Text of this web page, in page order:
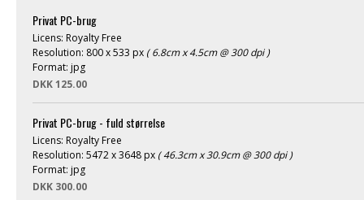
Privat PC-brug
Licens: Royalty Free
Resolution: 800 x 533 px ( 6.8cm x 4.5cm @ 300 dpi )
Format: jpg
DKK 125.00
Privat PC-brug - fuld størrelse
Licens: Royalty Free
Resolution: 5472 x 3648 px ( 46.3cm x 30.9cm @ 300 dpi )
Format: jpg
DKK 300.00